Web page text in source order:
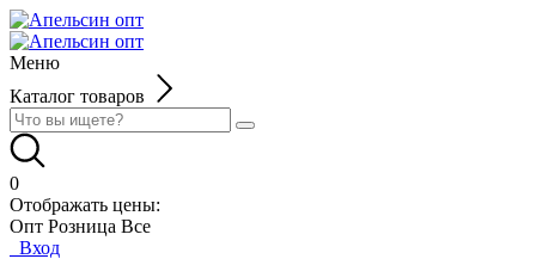
Меню
Каталог товаров
0
Отображать цены:
Опт Розница Все
Вход